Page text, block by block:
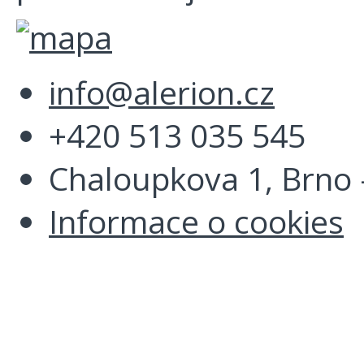
info@alerion.cz
+420 513 035 545
Chaloupkova 1,
Informace o cookies